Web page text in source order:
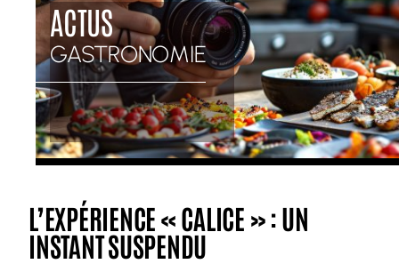
ACTUS
GASTRONOMIE
L’EXPÉRIENCE « CALICE » : UN
INSTANT SUSPENDU